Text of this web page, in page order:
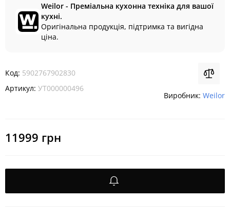
Weilor - Преміальна кухонна техніка для вашої
кухні.
Оригінальна продукція, підтримка та вигідна
ціна.
Код: 5902767902830
Артикул: УТ000000496
Виробник: Weilor
11999 грн